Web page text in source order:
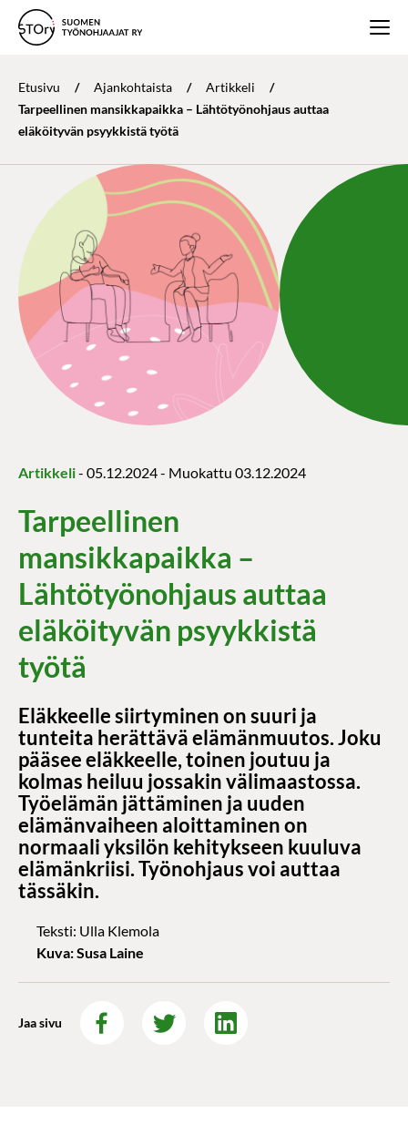
Etusivu / Ajankohtaista / Artikkeli
/
Tarpeellinen mansikkapaikka – Lähtötyönohjaus auttaa
eläköityvän psyykkistä työtä
Artikkeli- 05.12.2024- Muokattu 03.12.2024
Tarpeellinen
mansikkapaikka –
Lähtötyönohjaus auttaa
eläköityvän psyykkistä
työtä
Eläkkeelle siirtyminen on suuri ja
tunteita herättävä elämänmuutos. Joku
pääsee eläkkeelle, toinen joutuu ja
kolmas heiluu jossakin välimaastossa.
Työelämän jättäminen ja uuden
elämänvaiheen aloittaminen on
normaali yksilön kehitykseen kuuluva
elämänkriisi. Työnohjaus voi auttaa
tässäkin.
Teksti: Ulla Klemola
Kuva: Susa Laine
Jaa sivu